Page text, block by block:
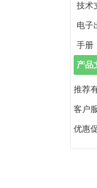
技术
电子
手册
产品
推荐
客户
优惠